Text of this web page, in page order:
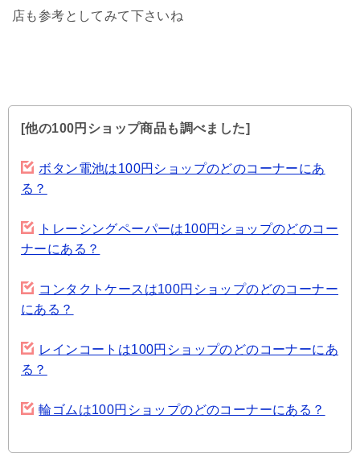
店も参考としてみて下さいね
[他の100円ショップ商品も調べました]
ボタン電池は100円ショップのどのコーナーにあ
る？
トレーシングペーパーは100円ショップのどのコー
ナーにある？
コンタクトケースは100円ショップのどのコーナー
にある？
レインコートは100円ショップのどのコーナーにあ
る？
輪ゴムは100円ショップのどのコーナーにある？